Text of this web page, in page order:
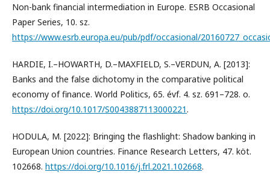
Non-bank financial intermediation in Europe. ESRB Occasional
Paper Series, 10. sz.
https://www.esrb.europa.eu/pub/pdf/occasional/
HARDIE, I.–HOWARTH, D.–MAXFIELD, S.–VERDUN, A. [2013]:
Banks and the false dichotomy in the comparative political
economy of finance. World Politics, 65. évf. 4. sz. 691–728. o.
https://doi.org/10.1017/S0043887113000221.
HODULA, M. [2022]: Bringing the flashlight: Shadow banking in
European Union countries. Finance Research Letters, 47. köt.
102668. https://doi.org/10.1016/j.frl.2021.102668.